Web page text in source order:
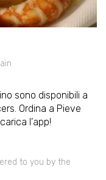
sono disponibili a
Ordina a Pieve
l'app!
to you by the